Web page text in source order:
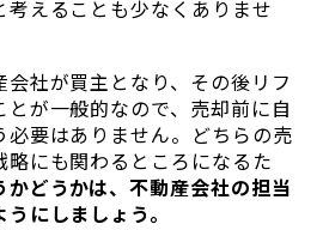
えることも少なくありませ
社が買主となり、その後リフ
が一般的なので、売却前に自
要はありません。どちらの売
にも関わるところになるた
かどうかは、不動産会社の担当
にしましょう。